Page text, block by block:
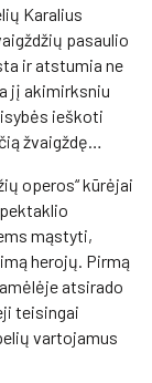
Karalius
pasaulio
ir atstumia ne
jį akimirksniu
ieškoti
žvaigždę…
operos“ kūrėjai
mąstyti,
herojų. Pirmą
atsirado
teisingai
vartojamus